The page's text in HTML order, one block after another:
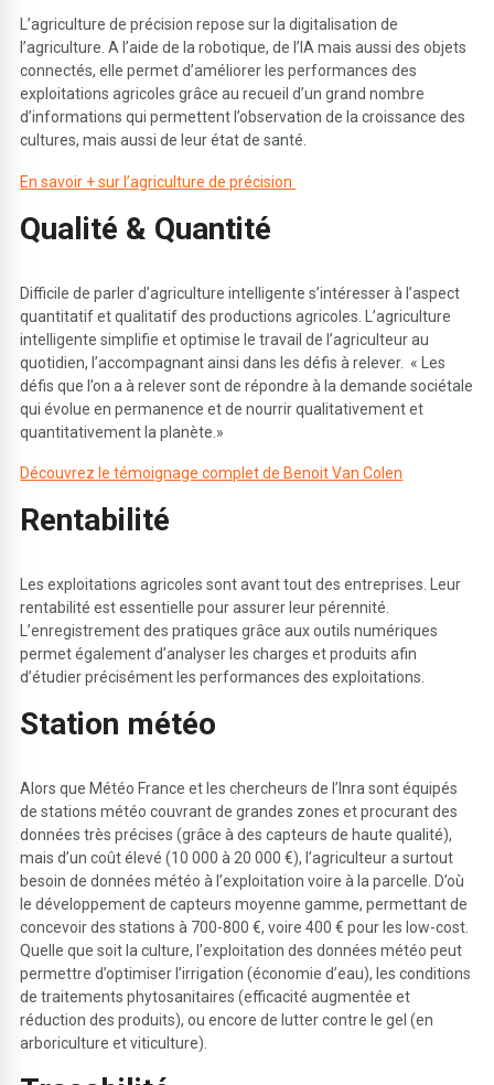
L’agriculture de précision repose sur la digitalisation de
l’agriculture. A l’aide de la robotique, de l’IA mais aussi des objets
connectés, elle permet d’améliorer les performances des
exploitations agricoles grâce au recueil d’un grand nombre
d’informations qui permettent l’observation de la croissance des
cultures, mais aussi de leur état de santé.
En savoir + sur l’agriculture de précision
Qualité & Quantité
Difficile de parler d’agriculture intelligente s’intéresser à l’aspect
quantitatif et qualitatif des productions agricoles. L’agriculture
intelligente simplifie et optimise le travail de l’agriculteur au
quotidien, l’accompagnant ainsi dans les défis à relever. « Les
défis que l’on a à relever sont de répondre à la demande sociétale
qui évolue en permanence et de nourrir qualitativement et
quantitativement la planète.»
Découvrez le témoignage complet de Benoit Van Colen
Rentabilité
Les exploitations agricoles sont avant tout des entreprises. Leur
rentabilité est essentielle pour assurer leur pérennité.
L’enregistrement des pratiques grâce aux outils numériques
permet également d’analyser les charges et produits afin
d’étudier précisément les performances des exploitations.
Station météo
Alors que Météo France et les chercheurs de l’Inra sont équipés
de stations météo couvrant de grandes zones et procurant des
données très précises (grâce à des capteurs de haute qualité),
mais d’un coût élevé (10 000 à 20 000 €), l’agriculteur a surtout
besoin de données météo à l’exploitation voire à la parcelle. D’où
le développement de capteurs moyenne gamme, permettant de
concevoir des stations à 700-800 €, voire 400 € pour les low-cost.
Quelle que soit la culture, l’exploitation des données météo peut
permettre d’optimiser l’irrigation (économie d’eau), les conditions
de traitements phytosanitaires (efficacité augmentée et
réduction des produits), ou encore de lutter contre le gel (en
arboriculture et viticulture).